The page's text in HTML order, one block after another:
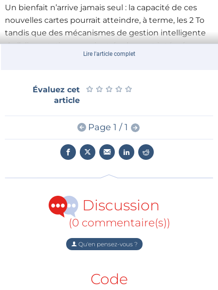
Un bienfait n’arrive jamais seul : la capacité de ces
nouvelles cartes pourrait atteindre, à terme, les 2 To
tandis que des mécanismes de gestion intelligente
de l’alimentation y seraient également intégrés.
Tout cela n’est bien sûr pas pour tout de suite mais,
ce type de mémoire, s’est associé à
pour établir de telles spécifications, force est de
que le projet aboutisse.
Lire l'article complet
Évaluez cet
article
★ ★ ★ ★ ★
★ ★ ★ ★ ★
Page 1 / 1
Discussion
(0 commentaire(s))
Qu'en pensez-vous ?
Code